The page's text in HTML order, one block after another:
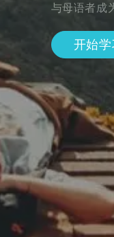
与母语者成
开始学